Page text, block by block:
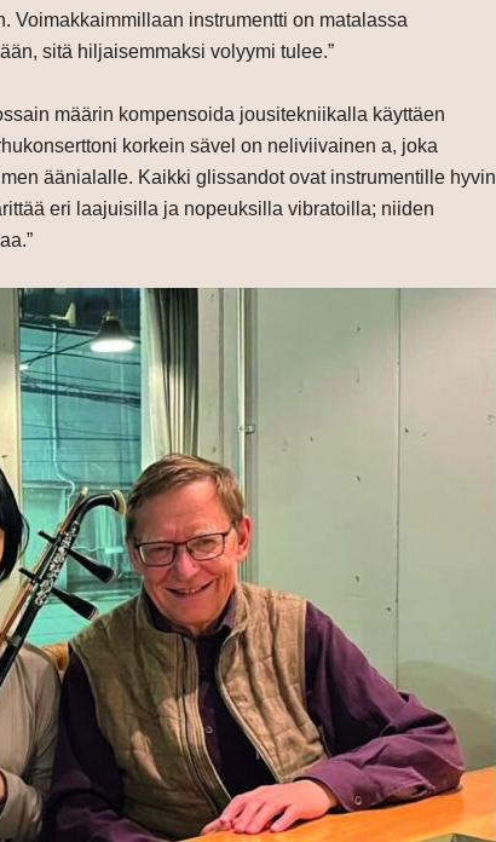
Voimakkaimmillaan instrumentti on matalassa
sitä hiljaisemmaksi volyymi tulee.”
määrin kompensoida jousitekniikalla käyttäen
korkein sävel on neliviivainen a, joka
äänialalle. Kaikki glissandot ovat instrumentille hyvin
eri laajuisilla ja nopeuksilla vibratoilla; niiden